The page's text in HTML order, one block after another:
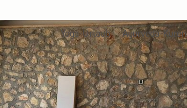
Yoga-Urlaub Ayurveda-Kuren